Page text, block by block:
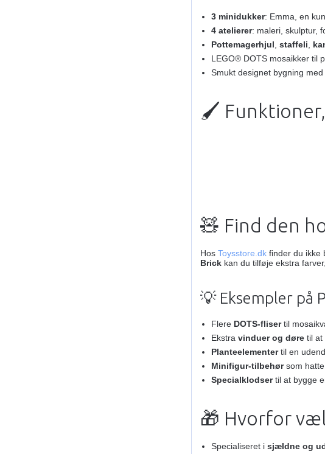
3 minidukker: Emma, en
4 atelierer: maleri, skulptur,
Pottemagerhjul staffeli
LEGO® DOTS mosaikker til
Smukt designet bygning med
🖌️
🧸 Find den
HosToysstore.dk finder du ikke
Brick kan du tilføje ekstra
💡 Eksempler på
Flere DOTS-flisertil
Ekstra vinduer og døretil at
Planteelementertil en
Minifigur-tilbehørsom
Specialklodsertil at bygge
🎁 Hvorfor
Specialiseret i sjældne og